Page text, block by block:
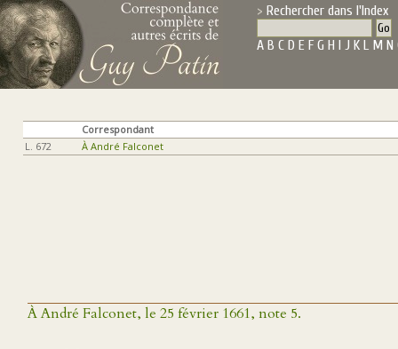
Rechercher dans l'Index
A B C D E F G H I J K L M N